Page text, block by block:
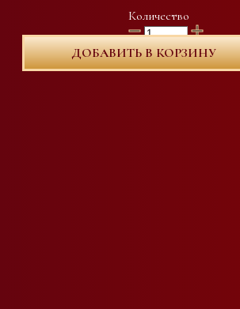
Количество
ДОБАВИТЬ В КОРЗИНУ